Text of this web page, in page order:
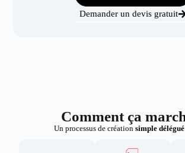
Demander un devis gratuit
Comment ça
Un processus de création simple